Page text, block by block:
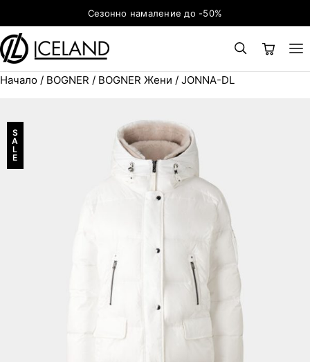
Към съдържаниетоСезонно намаление до -50%
ТЪРСЕНЕ
Начало / BOGNER / BOGNER Жени / JONNA-DL
S
A
L
E